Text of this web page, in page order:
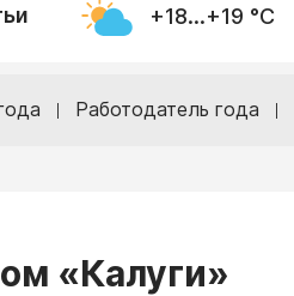
+18...+19 °С
Работодатель года
«Калуги»